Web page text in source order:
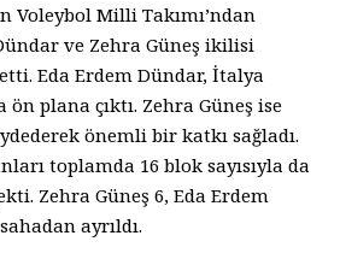
Voleybol Milli Takımı’ndan
ve Zehra Güneş ikilisi
Eda Erdem Dündar, İtalya
ön plana çıktı. Zehra Güneş ise
önemli bir katkı sağladı.
toplamda 16 blok sayısıyla da
Zehra Güneş 6, Eda Erdem
ayrıldı.